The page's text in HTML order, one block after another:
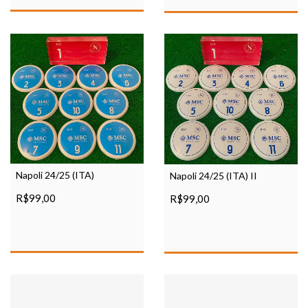
Napoli 24/25 (ITA)
R$99,00
Napoli 24/25 (ITA) II
R$99,00